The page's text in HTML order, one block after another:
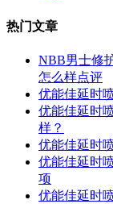
热门文章
NBB男士修
怎么样点评
优能佳延时
优能佳延时
样？
优能佳延时
优能佳延时
项
优能佳延时